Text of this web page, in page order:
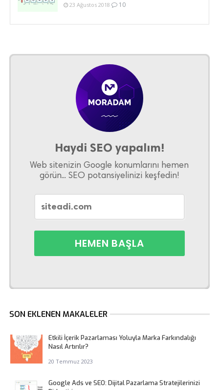
23 Ağustos 2018 10
Haydi SEO yapalım!
Web sitenizin Google konumlarını hemen
görün... SEO potansiyelinizi keşfedin!
SON EKLENEN MAKALELER
Etkili İçerik Pazarlaması Yoluyla Marka Farkındalığı
Nasıl Artırılır?
20 Temmuz 2023
Google Ads ve SEO: Dijital Pazarlama Stratejilerinizi